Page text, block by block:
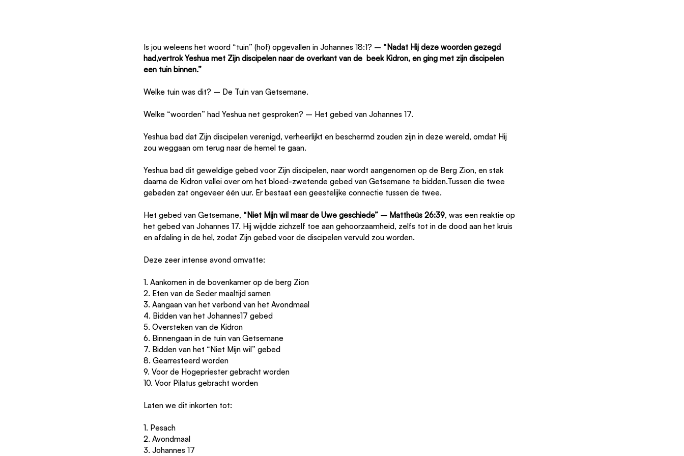
Is jou weleens het woord “tuin” (hof) opgevallen in Johannes 18:1? – “Nadat Hij deze woorden gezegd
had,vertrok Yeshua met Zijn discipelen naar de overkant van de  beek Kidron, en ging met zijn discipelen
een tuin binnen.”
Welke tuin was dit? – De Tuin van Getsemane.
Welke “woorden” had Yeshua net gesproken? – Het gebed van Johannes 17.
Yeshua bad dat Zijn discipelen verenigd, verheerlijkt en beschermd zouden zijn in deze wereld, omdat Hij
zou weggaan om terug naar de hemel te gaan.
Yeshua bad dit geweldige gebed voor Zijn discipelen, naar wordt aangenomen op de Berg Zion, en stak
daarna de Kidron vallei over om het bloed-zwetende gebed van Getsemane te bidden.Tussen die twee
gebeden zat ongeveer één uur. Er bestaat een geestelijke connectie tussen de twee.
Het gebed van Getsemane, “Niet Mijn wil maar de Uwe geschiede” – Mattheüs 26:39, was een reaktie op
het gebed van Johannes 17. Hij wijdde zichzelf toe aan gehoorzaamheid, zelfs tot in de dood aan het kruis
en afdaling in de hel, zodat Zijn gebed voor de discipelen vervuld zou worden.
Deze zeer intense avond omvatte:
1. Aankomen in de bovenkamer op de berg Zion
2. Eten van de Seder maaltijd samen
3. Aangaan van het verbond van het Avondmaal
4. Bidden van het Johannes17 gebed
5. Oversteken van de Kidron
6. Binnengaan in de tuin van Getsemane
7. Bidden van het “Niet Mijn wil” gebed
8. Gearresteerd worden
9. Voor de Hogepriester gebracht worden
10. Voor Pilatus gebracht worden
Laten we dit inkorten tot:
1. Pesach
2. Avondmaal
3. Johannes 17